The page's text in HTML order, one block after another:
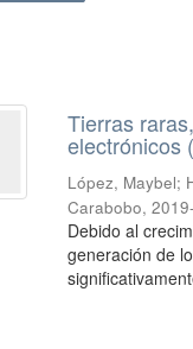
Tierras
electrónicos
López, Maybel;
Carabobo,
Debido al
generación de